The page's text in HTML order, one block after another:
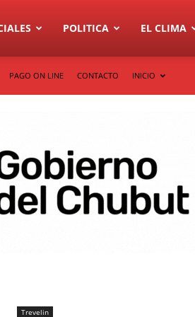
POLITICA EL CLIMA
PAGO ON LINE CONTACTO INICIO
Trevelin